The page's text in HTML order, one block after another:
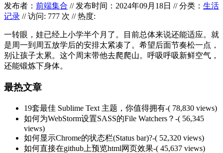
发布者： 前端集合 // 发布时间：2024年09月18日 //分类： 生活
记录 // 访问: 777 次 // 热度:
一转眼，娃已经上小学半个月了。目前总体来说还能适应。就
是周一到周五放学后的安排太紧凑了。希望后面节奏松一点，
别让孩子太累。这个周末带他去爬爬山。呼吸呼吸新鲜空气，
还能锻炼下身体。
最热文章
19套最佳 Sublime Text 主题，你值得拥有-( 78,830 views)
如何为WebStorm设置SASS的File Watchers？ -( 56,345
views)
如何显示Chrome的状态栏(Status bar)?-( 52,320 views)
如何直接在github上预览html网页效果-( 45,637 views)